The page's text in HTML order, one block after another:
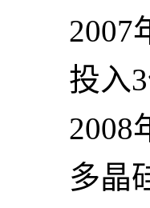
2007
投入3
2008
多晶硅